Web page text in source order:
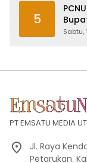
5
Sabtu,
PT EMSATU MEDIA
Jl. Raya
Petarukan.